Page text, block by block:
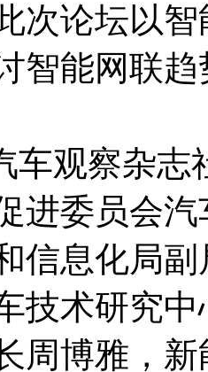
次论坛以
智能网联
观察杂志
进委员会
信息化局
技术研究
周博雅，